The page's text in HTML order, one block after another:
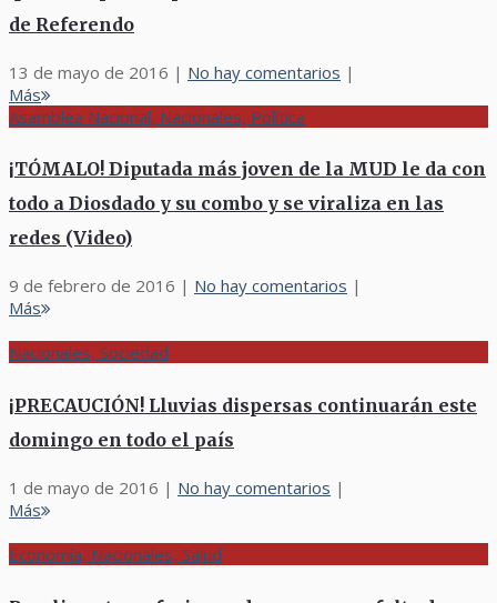
de Referendo
13 de mayo de 2016 | No hay comentarios |
Más
Asamblea Nacional, Nacionales, Política
¡TÓMALO! Diputada más joven de la MUD le da con
todo a Diosdado y su combo y se viraliza en las
redes (Video)
9 de febrero de 2016 | No hay comentarios |
Más
Nacionales, Sociedad
¡PRECAUCIÓN! Lluvias dispersas continuarán este
domingo en todo el país
1 de mayo de 2016 | No hay comentarios |
Más
Economía, Nacionales, Salud